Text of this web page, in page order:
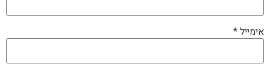
אימייל*